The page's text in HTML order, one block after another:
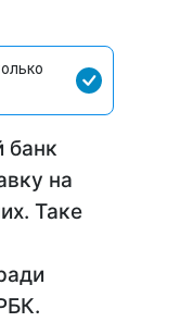
банк
на
Таке